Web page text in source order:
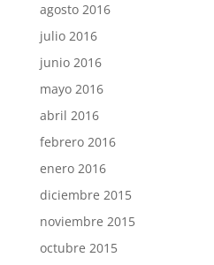
agosto 2016
julio 2016
junio 2016
mayo 2016
abril 2016
febrero 2016
enero 2016
diciembre 2015
noviembre 2015
octubre 2015